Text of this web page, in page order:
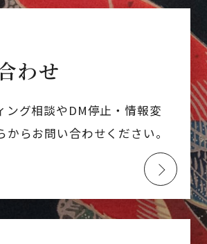
わせ
ング相談やDM停止・情報変
からお問い合わせください。